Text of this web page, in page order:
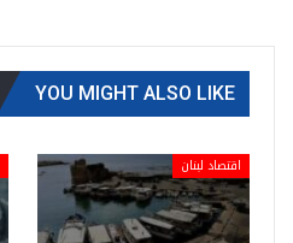
YOU MIGHT ALSO LIKE
اقتصاد لبنان